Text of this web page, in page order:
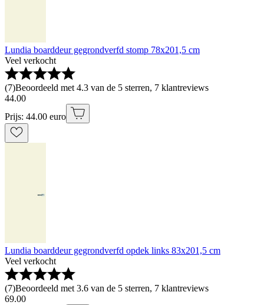
Lundia boarddeur gegrondverfd stomp 78x201,5 cm
Veel verkocht
(7)Beoordeeld met 4.3 van de 5 sterren, 7 klantreviews
44.00
Prijs: 44.00 euro
Lundia boarddeur gegrondverfd opdek links 83x201,5 cm
Veel verkocht
(7)Beoordeeld met 3.6 van de 5 sterren, 7 klantreviews
69.00